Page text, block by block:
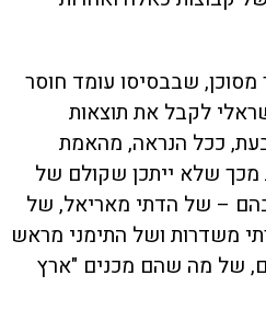
שבבסיסו עומד חוסר
לקבל את תוצאות
ככל הנראה, מהאמת
מכך שלא ייתכן שקולם של
– של הדתי מאריאל, של
משדרות ושל התימני מראש
של מה שהם מכנים "ארץ